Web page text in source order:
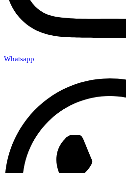
Whatsapp